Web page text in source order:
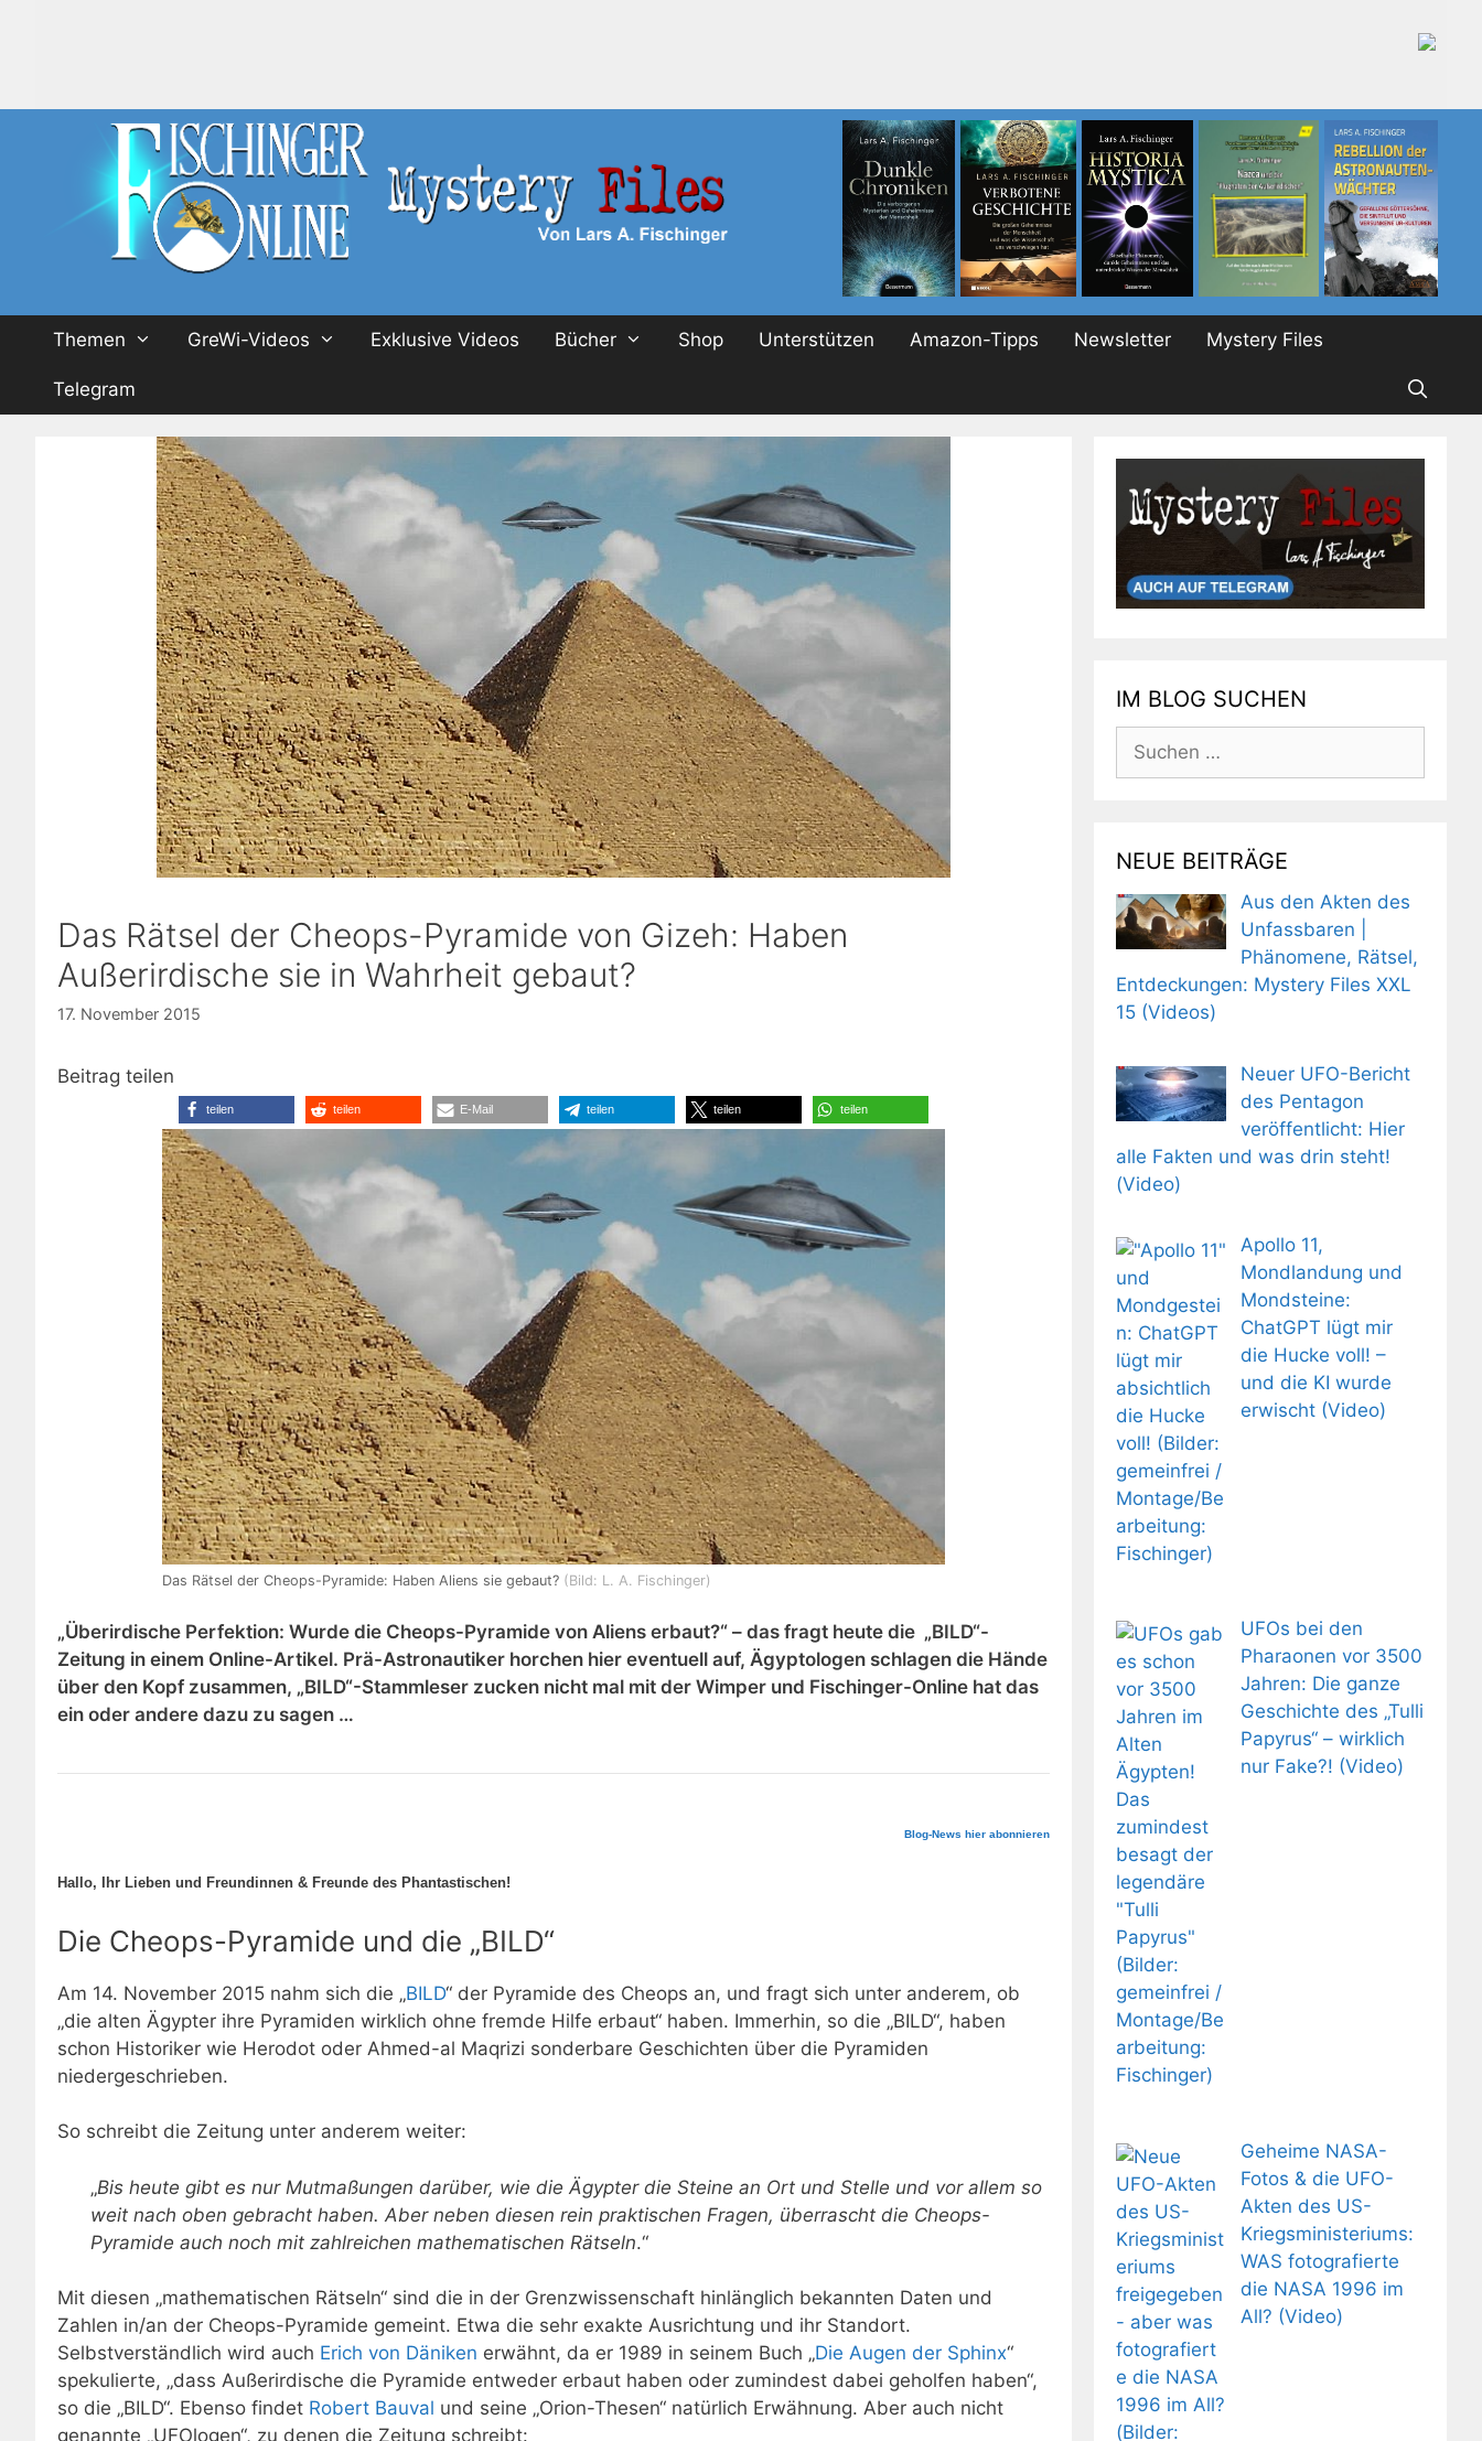
Themen GreWi-Videos Exklusive Videos Bücher Shop Unterstützen Amazon-Tipps Newsletter Mystery Files
Telegram
Das Rätsel der Cheops-Pyramide von Gizeh: Haben
Außerirdische sie in Wahrheit gebaut?
17. November 2015
Beitrag teilen
teilen teilen E-Mail teilen teilen teilen
Das Rätsel der Cheops-Pyramide: Haben Aliens sie gebaut? (Bild: L. A. Fischinger)
„Überirdische Perfektion: Wurde die Cheops-Pyramide von Aliens erbaut?“ – das fragt heute die „BILD“-
Zeitung in einem Online-Artikel. Prä-Astronautiker horchen hier eventuell auf, Ägyptologen schlagen die Hände
über den Kopf zusammen, „BILD“-Stammleser zucken nicht mal mit der Wimper und Fischinger-Online hat das
ein oder andere dazu zu sagen …
Blog-News hier abonnieren
Hallo, Ihr Lieben und Freundinnen & Freunde des Phantastischen!
Die Cheops-Pyramide und die „BILD“
Am 14. November 2015 nahm sich die „BILD“ der Pyramide des Cheops an, und fragt sich unter anderem, ob
„die alten Ägypter ihre Pyramiden wirklich ohne fremde Hilfe erbaut“ haben. Immerhin, so die „BILD“, haben
schon Historiker wie Herodot oder Ahmed-al Maqrizi sonderbare Geschichten über die Pyramiden
niedergeschrieben.
So schreibt die Zeitung unter anderem weiter:
„Bis heute gibt es nur Mutmaßungen darüber, wie die Ägypter die Steine an Ort und Stelle und vor allem so
weit nach oben gebracht haben. Aber neben diesen rein praktischen Fragen, überrascht die Cheops-
Pyramide auch noch mit zahlreichen mathematischen Rätseln.“
Mit diesen „mathematischen Rätseln“ sind die in der Grenzwissenschaft hinlänglich bekannten Daten und
Zahlen in/an der Cheops-Pyramide gemeint. Etwa die sehr exakte Ausrichtung und ihr Standort.
Selbstverständlich wird auch Erich von Däniken erwähnt, da er 1989 in seinem Buch „Die Augen der Sphinx“
spekulierte, „dass Außerirdische die Pyramide entweder erbaut haben oder zumindest dabei geholfen haben“,
so die „BILD“. Ebenso findet Robert Bauval und seine „Orion-Thesen“ natürlich Erwähnung. Aber auch nicht
genannte „UFOlogen“, zu denen die Zeitung schreibt:
IM BLOG SUCHEN
Suchen
nach:
NEUE BEITRÄGE
Aus den Akten des
Unfassbaren |
Phänomene, Rätsel,
Entdeckungen: Mystery Files XXL
15 (Videos)
Neuer UFO-Bericht
des Pentagon
veröffentlicht: Hier
alle Fakten und was drin steht!
(Video)
Apollo 11,
Mondlandung und
Mondsteine:
ChatGPT lügt mir
die Hucke voll! –
und die KI wurde
erwischt (Video)
UFOs bei den
Pharaonen vor 3500
Jahren: Die ganze
Geschichte des „Tulli
Papyrus“ – wirklich
nur Fake?! (Video)
Geheime NASA-
Fotos & die UFO-
Akten des US-
Kriegsministeriums:
WAS fotografierte
die NASA 1996 im
All? (Video)